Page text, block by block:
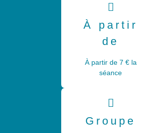
À partir
de
À partir de 7 € la
séance
Groupe